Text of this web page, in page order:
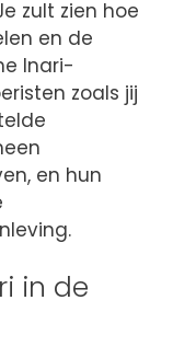
zult zien hoe
en de
Inari-
zoals jij
en hun
in de